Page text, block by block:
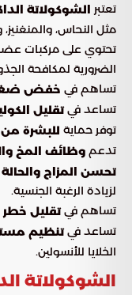
تعتبر الشوكولاتة
مثل النحاس،
تحتوي على مركبات
الضرورية لمكافحة
تساهم في خفض ضغط
تساعد فيتقليل
توفر حماية للبشرة
تدعم وظائف المخ
تحسن المزاج
لزيادة الرغبة الجنسية.
تساهم فيتقليل خطر
تساعد فيتنظيم
الخلايا للأنسولين.
الشوكولاتة